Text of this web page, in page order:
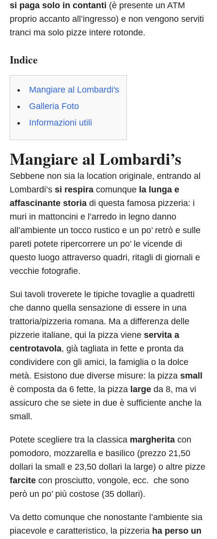
si paga solo in contanti (è presente un ATM
proprio accanto all’ingresso) e non vengono serviti
tranci ma solo pizze intere rotonde.
Indice
Mangiare al Lombardi's
Galleria Foto
Informazioni utili
Mangiare al Lombardi’s
Sebbene non sia la location originale, entrando al
Lombardi’s si respira comunque la lunga e
affascinante storia di questa famosa pizzeria: i
muri in mattoncini e l’arredo in legno danno
all’ambiente un tocco rustico e un po’ retrò e sulle
pareti potete ripercorrere un po’ le vicende di
questo luogo attraverso quadri, ritagli di giornali e
vecchie fotografie.
Sui tavoli troverete le tipiche tovaglie a quadretti
che danno quella sensazione di essere in una
trattoria/pizzeria romana. Ma a differenza delle
pizzerie italiane, qui la pizza viene servita a
centrotavola, già tagliata in fette e pronta da
condividere con gli amici, la famiglia o la dolce
metà. Esistono due diverse misure: la pizza small
è composta da 6 fette, la pizza large da 8, ma vi
assicuro che se siete in due è sufficiente anche la
small.
Potete scegliere tra la classica margherita con
pomodoro, mozzarella e basilico (prezzo 21,50
dollari la small e 23,50 dollari la large) o altre pizze
farcite con prosciutto, vongole, ecc. che sono
però un po’ più costose (35 dollari).
Va detto comunque che nonostante l’ambiente sia
piacevole e caratteristico, la pizzeria ha perso un